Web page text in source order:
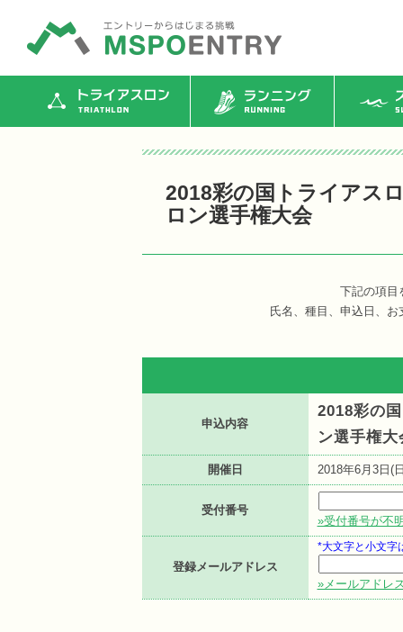
トライアスロン ランニング ス
2018彩の国トライアス
ロン選手権大会
下記の項目
氏名、種目、申込日、
申込内容
2018彩の
ン選手権大
開催日 2018年6月3日(
受付番号
»受付番号が不
登録メールアドレス
*大文字と小文字
»メールアドレ